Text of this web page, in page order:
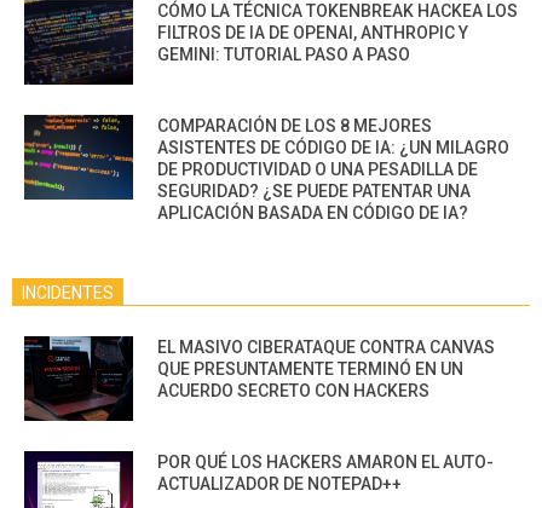
CÓMO LA TÉCNICA TOKENBREAK HACKEA LOS
FILTROS DE IA DE OPENAI, ANTHROPIC Y
GEMINI: TUTORIAL PASO A PASO
COMPARACIÓN DE LOS 8 MEJORES
ASISTENTES DE CÓDIGO DE IA: ¿UN MILAGRO
DE PRODUCTIVIDAD O UNA PESADILLA DE
SEGURIDAD? ¿SE PUEDE PATENTAR UNA
APLICACIÓN BASADA EN CÓDIGO DE IA?
INCIDENTES
EL MASIVO CIBERATAQUE CONTRA CANVAS
QUE PRESUNTAMENTE TERMINÓ EN UN
ACUERDO SECRETO CON HACKERS
POR QUÉ LOS HACKERS AMARON EL AUTO-
ACTUALIZADOR DE NOTEPAD++